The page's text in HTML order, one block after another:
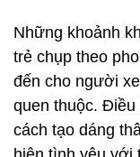
Những khoảnh
trẻ chụp theo
đến cho người
quen thuộc. Điều
cách tạo dáng